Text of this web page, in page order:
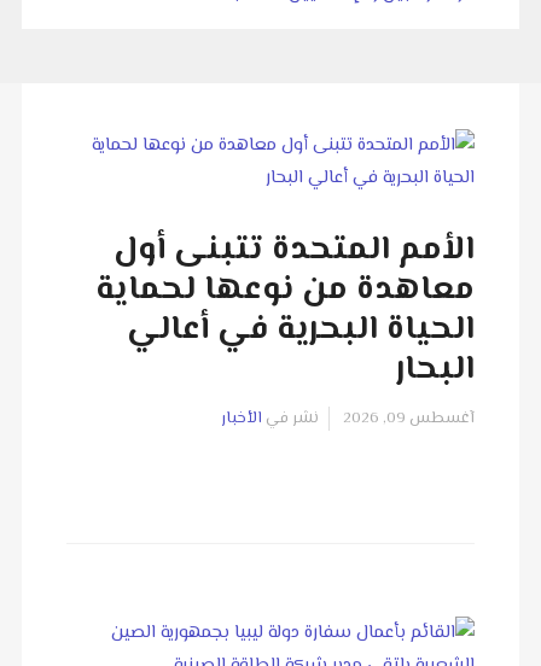
الأمم المتحدة تتبنى أول
معاهدة من نوعها لحماية
الحياة البحرية في أعالي
البحار
آغسطس 09, 2026 نشر في الأخبار